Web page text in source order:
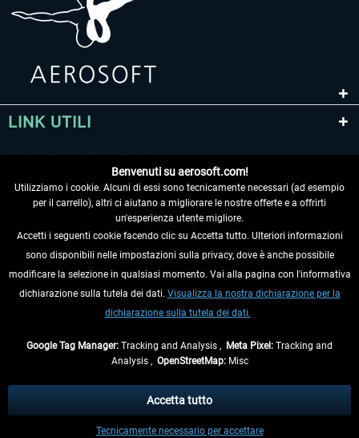
LINK UTILI
RECEDERE DAL CONTRATTO
INFORMAZIONI
eventualmente le spese di spedizione, se non diversamente descritto.
** Riguarda le spedizioni al di fuori della Germania, i tempi di consegna per le
Benvenuti su aerosoft.com!
Utilizziamo i cookie. Alcuni di essi sono tecnicamente necessari (ad esempio
per il carrello), altri ci aiutano a migliorare le nostre offerte e a offrirti
un'esperienza utente migliore.
Accetti i seguenti cookie facendo clic su Accetta tutto. Ulteriori informazioni
sono disponibili nelle impostazioni sulla privacy, dove è anche possibile
modificare la selezione in qualsiasi momento. Vai alla pagina con l'informativa
dichiarazione sulla tutela dei dati. Visualizza la nostra dichiarazione per la
dichiarazione sulla tutela dei dati.
Google Tag Manager: Tracking and Analysis , Meta Pixel: Tracking and
Analysis , OpenStreetMap:Misc
Tecnicamente necessario per accettare
Accetta tutto